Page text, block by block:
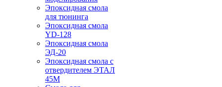
Эпоксидная смола
для тюнинга
Эпоксидная смола
YD-128
Эпоксидная смола
ЭД-20
Эпоксидная смола с
отвердителем ЭТАЛ
45М